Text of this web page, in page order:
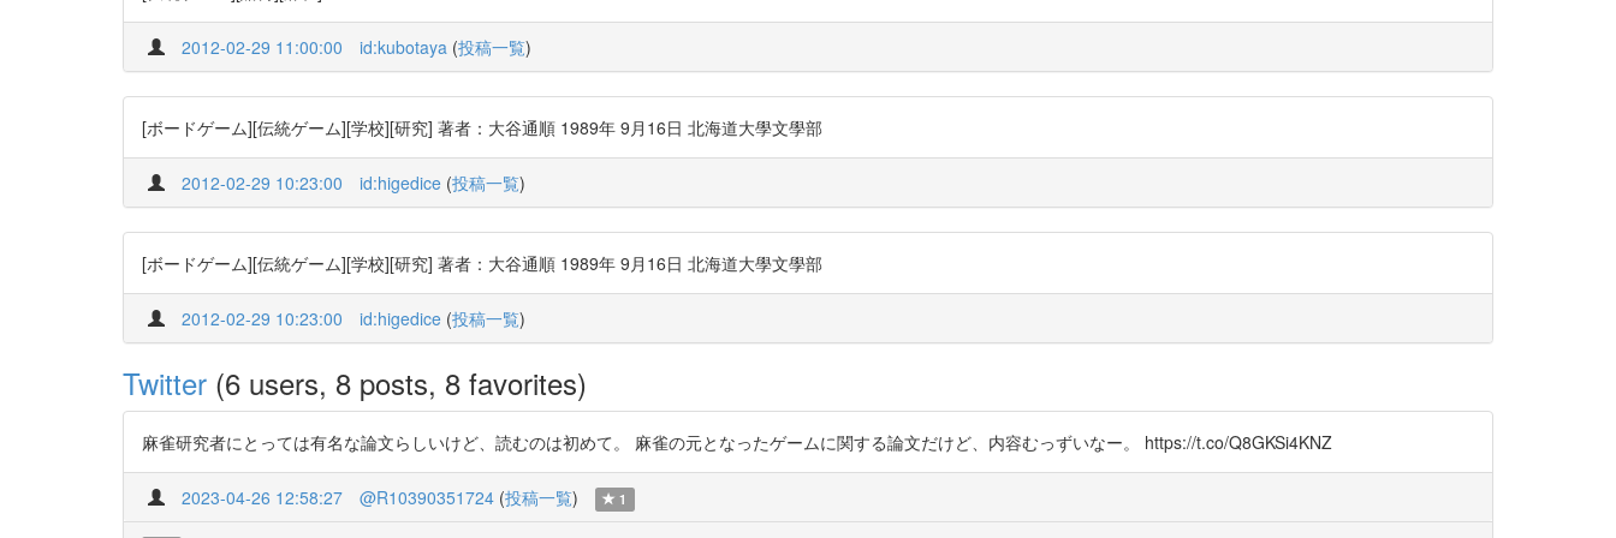
2012-02-29 11:00:00 id:kubotaya (投稿一覧)
[ボードゲーム][伝統ゲーム][学校][研究] 著者：大谷通順 1989年 9月16日 北海道大學文學部
2012-02-29 10:23:00 id:higedice (投稿一覧)
[ボードゲーム][伝統ゲーム][学校][研究] 著者：大谷通順 1989年 9月16日 北海道大學文學部
2012-02-29 10:23:00 id:higedice (投稿一覧)
Twitter (6 users, 8 posts, 8 favorites)
麻雀研究者にとっては有名な論文らしいけど、読むのは初めて。 麻雀の元となったゲームに関する論文だけど、内容むっずいなー。 https://t.co/Q8GKSi4KNZ
2023-04-26 12:58:27 @R10390351724 (投稿一覧) 1